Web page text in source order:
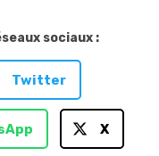
sociaux :
Twitter
X